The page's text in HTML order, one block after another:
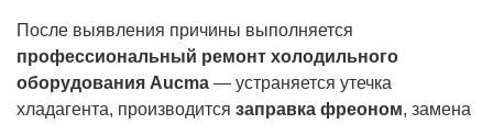
После выявления причины выполняется
профессиональный ремонт холодильного
оборудования Aucma — устраняется утечка
хладагента, производится заправка фреоном, замена